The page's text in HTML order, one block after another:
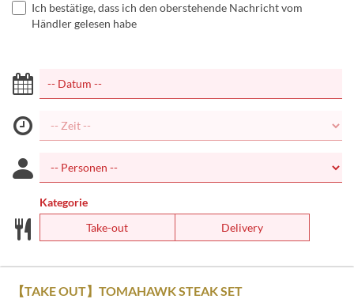
Ich bestätige, dass ich den oberstehende Nachricht vom
Händler gelesen habe
Kategorie
Take-out
Delivery
【TAKE OUT】TOMAHAWK STEAK SET